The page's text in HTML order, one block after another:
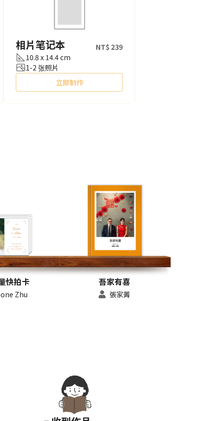
相片笔记本
NT$ 239
10.8 x 14.4 cm
1-2 张照片
立即制作
快拍卡
Zhu
吾家有喜
張家菁